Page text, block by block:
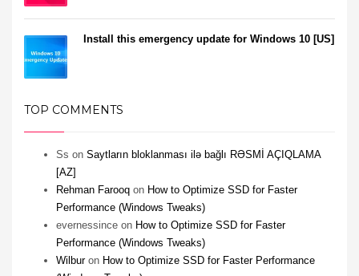
Install this emergency update for Windows 10 [US]
TOP COMMENTS
Ss on Saytların bloklanması ilə bağlı RƏSMİ AÇIQLAMA
[AZ]
Rehman Farooq on How to Optimize SSD for Faster
Performance (Windows Tweaks)
evernessince on How to Optimize SSD for Faster
Performance (Windows Tweaks)
Wilburon How to Optimize SSD for Faster Performance